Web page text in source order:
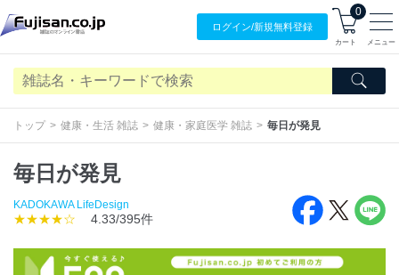
ログイン/新規無料登録
0
カート メニュー
トップ 健康・生活 雑誌 健康・家庭医学 雑誌 毎日が発見
毎日が発見
KADOKAWA LifeDesign
★★★★☆ 4.33/395件